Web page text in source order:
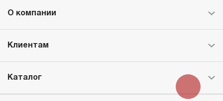
О компании
Клиентам
Каталог